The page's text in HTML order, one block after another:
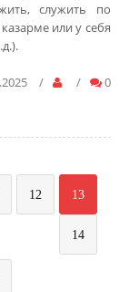
служить по
или у себя
/ / 0
12 13
14